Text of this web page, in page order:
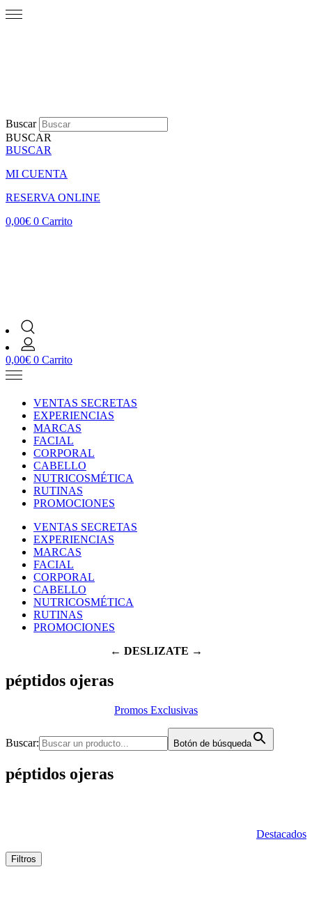
Buscar
BUSCAR
BUSCAR
MI CUENTA
RESERVA ONLINE
0,00€ 0 Carrito
0,00€ 0 Carrito
VENTAS SECRETAS
EXPERIENCIAS
MARCAS
FACIAL
CORPORAL
CABELLO
NUTRICOSMÉTICA
RUTINAS
PROMOCIONES
VENTAS SECRETAS
EXPERIENCIAS
MARCAS
FACIAL
CORPORAL
CABELLO
NUTRICOSMÉTICA
RUTINAS
PROMOCIONES
← DESLIZATE →
péptidos ojeras
Promos Exclusivas
Buscar: Botón de búsqueda
péptidos ojeras
Destacados
Filtros